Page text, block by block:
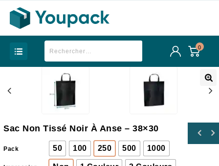
0
Sac Non Tissé Noir À Anse – 38×30
Pack 50 100 250 500 1000